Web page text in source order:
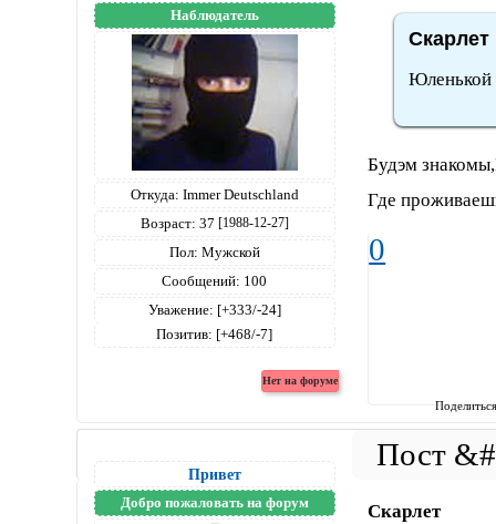
Наблюдатель
Откуда: Immer Deutschland
Возраст: 37 [1988-12-27]
Пол: Мужской
Сообщений: 100
Уважение: [+333/-24]
Позитив: [+468/-7]
Скарлет
Юленькой
Будэм
Где
0
Привет
Добро пожаловать на форум
Скарлет